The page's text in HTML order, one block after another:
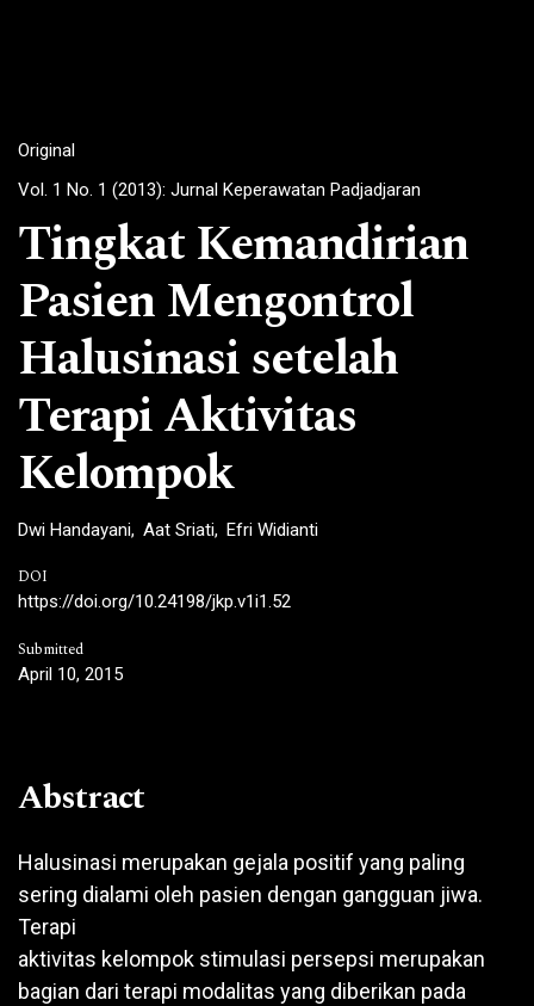
Original
Vol. 1 No. 1 (2013): Jurnal Keperawatan Padjadjaran
Tingkat Kemandirian
Pasien Mengontrol
Halusinasi setelah
Terapi Aktivitas
Kelompok
Dwi Handayani Aat Sriati Efri Widianti
DOI
https://doi.org/10.24198/jkp.v1i1.52
Submitted
April 10, 2015
Abstract
Halusinasi merupakan gejala positif yang paling
sering dialami oleh pasien dengan gangguan jiwa.
Terapi
aktivitas kelompok stimulasi persepsi merupakan
bagian dari terapi modalitas yang diberikan pada